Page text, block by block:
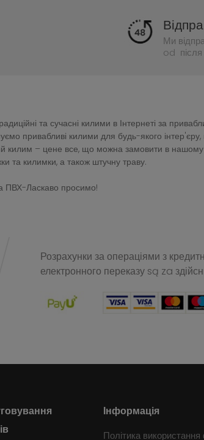
Ми
od
та сучасні килими в Інтернеті за
привабливі килими для будь-якого інтер'єру,
килим – цене все, що можна замовити в
та килимки, а також штучну траву.
ПВХ-Ласкаво просимо!
Розрахунки за операціями з
електронного переказу są za
Інформація
Політика використання